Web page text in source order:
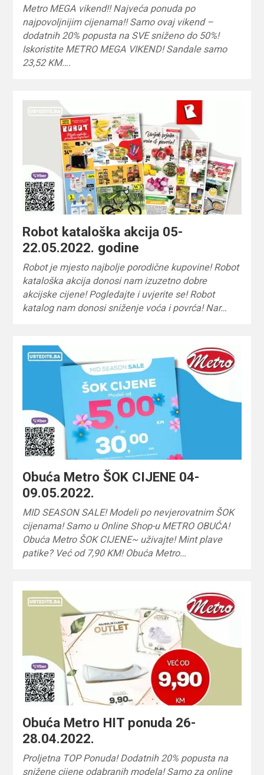
Metro MEGA vikend!! Najveća ponuda po
najpovoljnijim cijenama!! Samo ovaj vikend –
dodatnih 20% popusta na SVE sniženo do 50%!
Iskoristite METRO MEGA VIKEND! Sandale samo
23,52 KM….
Robot kataloška akcija 05-
22.05.2022. godine
Robot je mjesto najbolje porodične kupovine! Robot
kataloška akcija donosi nam izuzetno dobre
akcijske cijene! Pogledajte i uvjerite se! Robot
katalog nam donosi sniženje voća i povrća! Nar…
Obuća Metro ŠOK CIJENE 04-
09.05.2022.
MID SEASON SALE! Modeli po nevjerovatnim ŠOK
cijenama! Samo u Online Shop-u METRO OBUĆA!
Obuća Metro ŠOK CIJENE~ uživajte! Mint plave
patike? Već od 7,90 KM! Obuća Metro…
Obuća Metro HIT ponuda 26-
28.04.2022.
Proljetna TOP Ponuda! Dodatnih 20% popusta na
snižene cijene odabranih modela! Samo za online